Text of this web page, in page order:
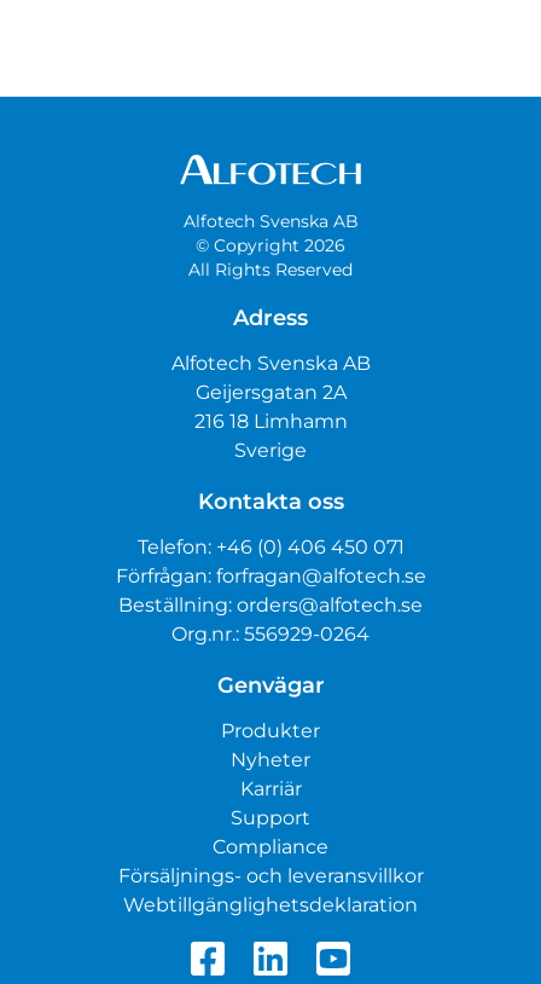
Alfotech Svenska AB
© Copyright 2026
All Rights Reserved
Adress
Alfotech Svenska AB
Geijersgatan 2A
216 18 Limhamn
Sverige
Kontakta oss
Telefon: +46 (0) 406 450 071
Förfrågan: forfragan@alfotech.se
Beställning: orders@alfotech.se
Org.nr.: 556929-0264
Genvägar
Produkter
Nyheter
Karriär
Support
Compliance
Försäljnings- och leveransvillkor
Webtillgänglighetsdeklaration